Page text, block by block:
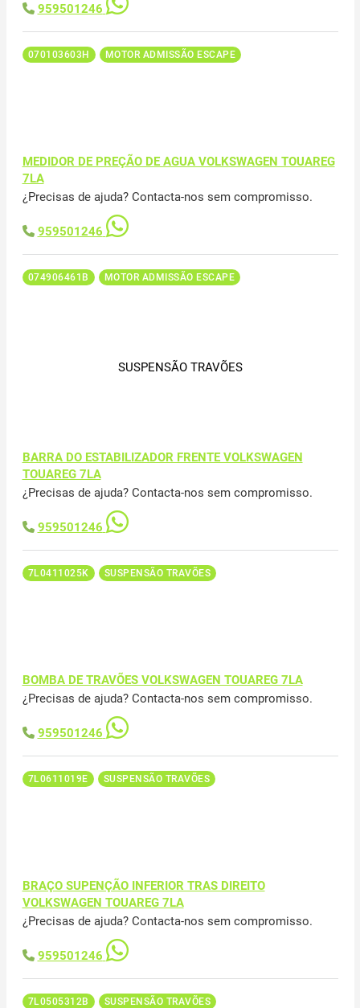
959501246
070103603H MOTOR ADMISSÃO ESCAPE
MEDIDOR DE PREÇÃO DE AGUA VOLKSWAGEN TOUAREG
7LA
¿Precisas de ajuda? Contacta-nos sem compromisso.
959501246
074906461B MOTOR ADMISSÃO ESCAPE
SUSPENSÃO TRAVÕES
BARRA DO ESTABILIZADOR FRENTE VOLKSWAGEN
TOUAREG 7LA
¿Precisas de ajuda? Contacta-nos sem compromisso.
959501246
7L0411025K SUSPENSÃO TRAVÕES
BOMBA DE TRAVÕES VOLKSWAGEN TOUAREG 7LA
¿Precisas de ajuda? Contacta-nos sem compromisso.
959501246
7L0611019E SUSPENSÃO TRAVÕES
BRAÇO SUPENÇÃO INFERIOR TRAS DIREITO
VOLKSWAGEN TOUAREG 7LA
¿Precisas de ajuda? Contacta-nos sem compromisso.
959501246
7L0505312B SUSPENSÃO TRAVÕES